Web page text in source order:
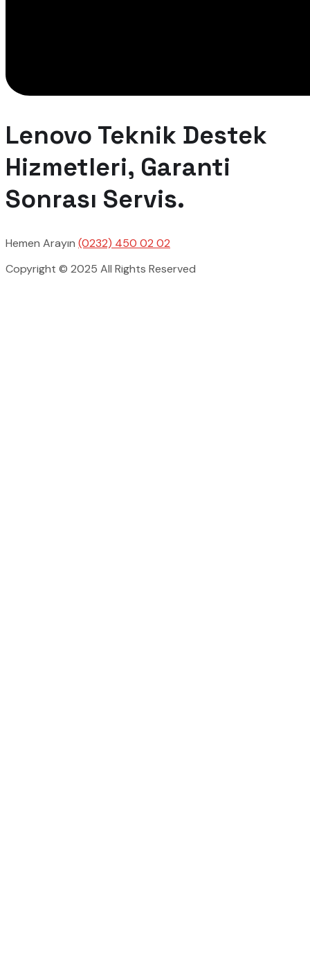
Lenovo Teknik Destek
Hizmetleri, Garanti
Sonrası Servis.
Hemen Arayın (0232) 450 02 02
Copyright © 2025 All Rights Reserved